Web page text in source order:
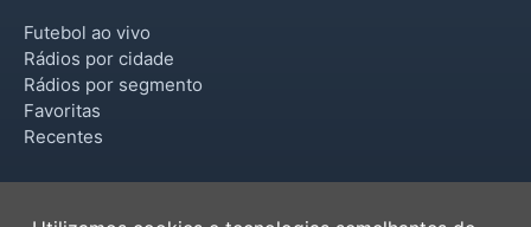
Futebol ao vivo
Rádios por cidade
Rádios por segmento
Favoritas
Recentes